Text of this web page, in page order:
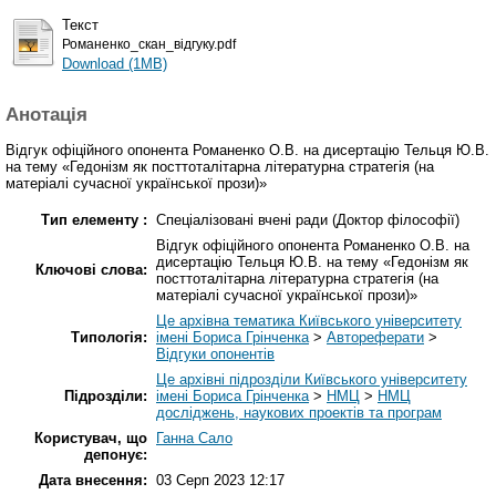
Текст
Романенко_скан_відгуку.pdf
Download (1MB)
Анотація
Відгук офіційного опонента Романенко О.В. на дисертацію Тельця Ю.В.
на тему «Гедонізм як посттоталітарна літературна стратегія (на
матеріалі сучасної української прози)»
Тип елементу : Спеціалізовані вчені ради (Доктор філософії)
Ключові слова:
Відгук офіційного опонента Романенко О.В. на
дисертацію Тельця Ю.В. на тему «Гедонізм як
посттоталітарна літературна стратегія (на
матеріалі сучасної української прози)»
Типологія:
Це архівна тематика Київського університету
імені Бориса Грінченка> Автореферати >
Відгуки опонентів
Підрозділи:
Це архівні підрозділи Київського університету
імені Бориса Грінченка> НМЦ > НМЦ
досліджень, наукових проектів та програм
Користувач, що
депонує:
Ганна Сало
Дата внесення: 03 Серп 2023 12:17